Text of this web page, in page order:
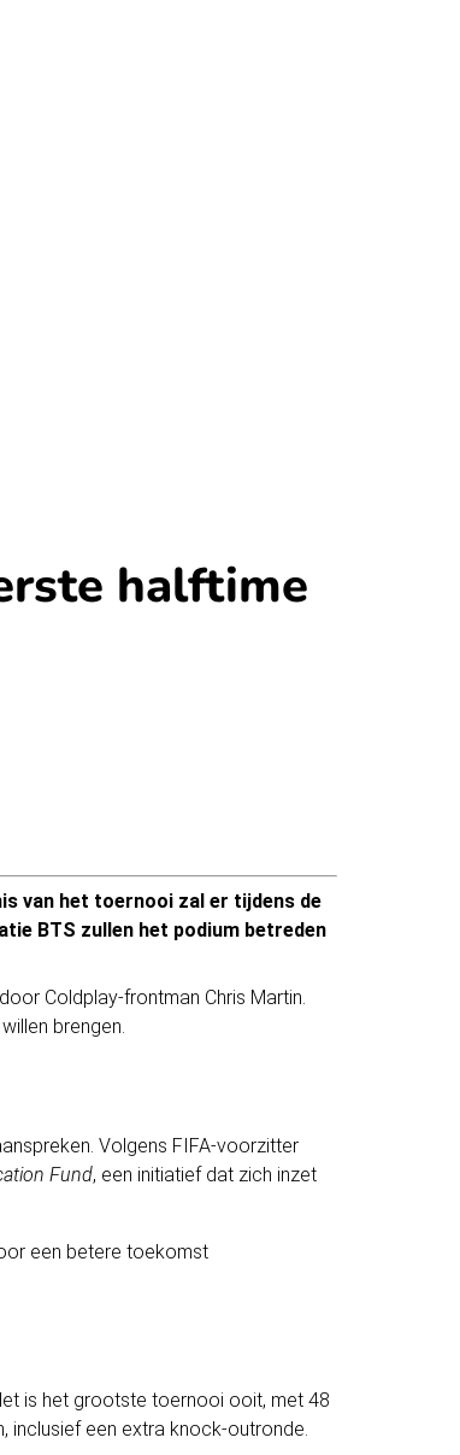
halftime
van het toernooi zal er tijdens de
BTS zullen het podium betreden
Coldplay-frontman Chris Martin.
brengen.
Volgens FIFA-voorzitter
Fund, een initiatief dat zich inzet
een betere toekomst
is het grootste toernooi ooit, met 48
inclusief een extra knock-outronde.